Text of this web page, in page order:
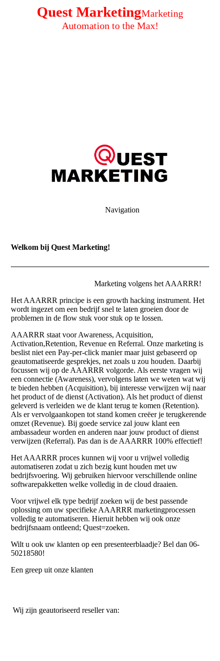
Quest MarketingMarketing
Automation to the Max!
Navigation
Welkom bij Quest Marketing!
Marketing volgens het AAARRR!
Het AAARRR principe is een growth hacking instrument. Het
wordt ingezet om een bedrijf snel te laten groeien door de
problemen in de flow stuk voor stuk op te lossen.
AAARRR staat voor Awareness, Acquisition,
Activation,Retention, Revenue en Referral. Onze marketing is
beslist niet een Pay-per-click manier maar juist gebaseerd op
geautomatiseerde gesprekjes, net zoals u zou houden. Daarbij
focussen wij op de AAARRR volgorde. Als eerste vragen wij
een connectie (Awareness), vervolgens laten we weten wat wij
te bieden hebben (Acquisition), bij interesse verwijzen wij naar
het product of de dienst (Activation). Als het product of dienst
geleverd is verleiden we de klant terug te komen (Retention).
Als er vervolgaankopen tot stand komen creëer je terugkerende
omzet (Revenue). Bij goede service zal jouw klant een
ambassadeur worden en anderen naar jouw product of dienst
verwijzen (Referral). Pas dan is de AAARRR 100% effectief!
Het AAARRR proces kunnen wij voor u vrijwel volledig
automatiseren zodat u zich bezig kunt houden met uw
bedrijfsvoering.Wij gebruiken hiervoor verschillende online
softwarepakketten welke volledig in de cloud draaien.
Voor vrijwel elk type bedrijf zoeken wij de best passende
oplossing om uw specifieke AAARRR marketingprocessen
volledig te automatiseren. Hieruit hebben wij ook onze
bedrijfsnaam ontleend; Quest=zoeken.
Wilt u ook uw klanten op een presenteerblaadje? Bel dan 06-
50218580!
Een greep uit onze klanten
Wij zijn geautoriseerd reseller van: